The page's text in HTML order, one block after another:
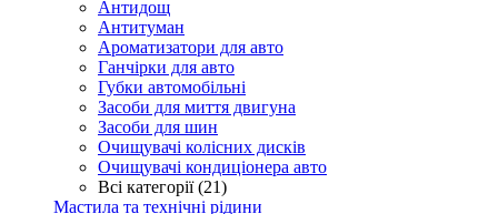
Антидощ
Антитуман
Ароматизатори для авто
Ганчірки для авто
Губки автомобільні
Засоби для миття двигуна
Засоби для шин
Очищувачі колісних дисків
Очищувачі кондиціонера авто
Всі категорії (21)
Мастила та технічні рідини